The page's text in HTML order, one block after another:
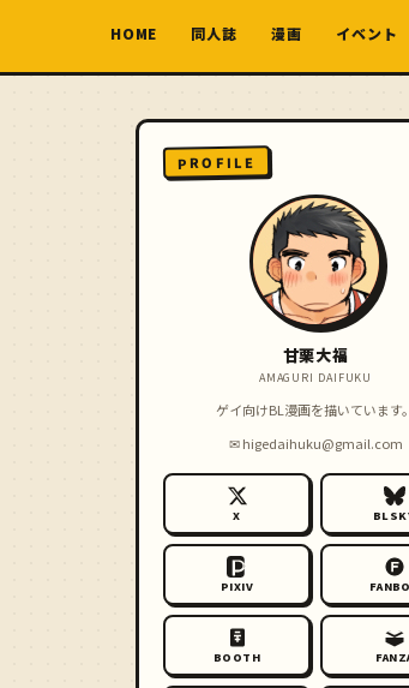
HOME 同人誌 漫画 イベント
PROFILE
甘栗大福
AMAGURI DAIFUKU
ゲイ向けBL漫画を描いています。
✉higedaihuku@gmail.com
X
PIXIV
BOOTH